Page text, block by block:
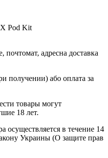
Pod Kit
почтомат, адресна доставка
получении) або оплата за
товары могут
18 лет.
осуществляется в течение 14
Украины (О защите прав